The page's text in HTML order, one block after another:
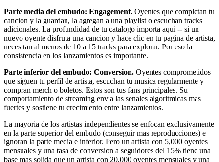
Parte media del embudo: Engagement. Oyentes que completan tu
cancion y la guardan, la agregan a una playlist o escuchan tracks
adicionales. La profundidad de tu catalogo importa aqui -- si un
nuevo oyente disfruta una cancion y hace clic en tu pagina de artista,
necesitan al menos de 10 a 15 tracks para explorar. Por eso la
consistencia en los lanzamientos es importante.
Parte inferior del embudo: Conversion. Oyentes comprometidos
que siguen tu perfil de artista, escuchan tu musica regularmente y
compran merch o boletos. Estos son tus fans principales. Su
comportamiento de streaming envia las senales algoritmicas mas
fuertes y sostiene tu crecimiento entre lanzamientos.
La mayoria de los artistas independientes se enfocan exclusivamente
en la parte superior del embudo (conseguir mas reproducciones) e
ignoran la parte media e inferior. Pero un artista con 5,000 oyentes
mensuales y una tasa de conversion a seguidores del 15% tiene una
base mas solida que un artista con 20,000 oyentes mensuales y una